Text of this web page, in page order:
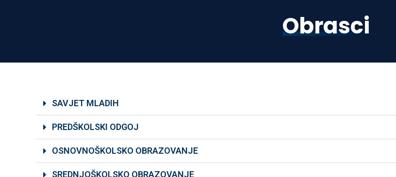
Obrasci
SAVJET MLADIH
PREDŠKOLSKI ODGOJ
OSNOVNOŠKOLSKO OBRAZOVANJE
SREDNJOŠKOLSKO OBRAZOVANJE